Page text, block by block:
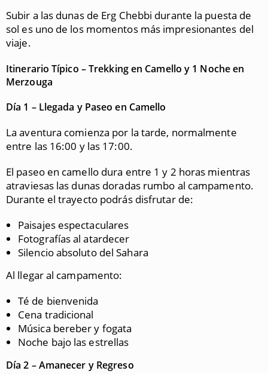
Subir a las dunas de Erg Chebbi durante la puesta de
sol es uno de los momentos más impresionantes del
viaje.
Itinerario Típico – Trekking en Camello y 1 Noche en
Merzouga
Día 1 – Llegada y Paseo en Camello
La aventura comienza por la tarde, normalmente
entre las 16:00 y las 17:00.
El paseo en camello dura entre 1 y 2 horas mientras
atraviesas las dunas doradas rumbo al campamento.
Durante el trayecto podrás disfrutar de:
Paisajes espectaculares
Fotografías al atardecer
Silencio absoluto del Sahara
Al llegar al campamento:
Té de bienvenida
Cena tradicional
Música bereber y fogata
Noche bajo las estrellas
Día 2 – Amanecer y Regreso